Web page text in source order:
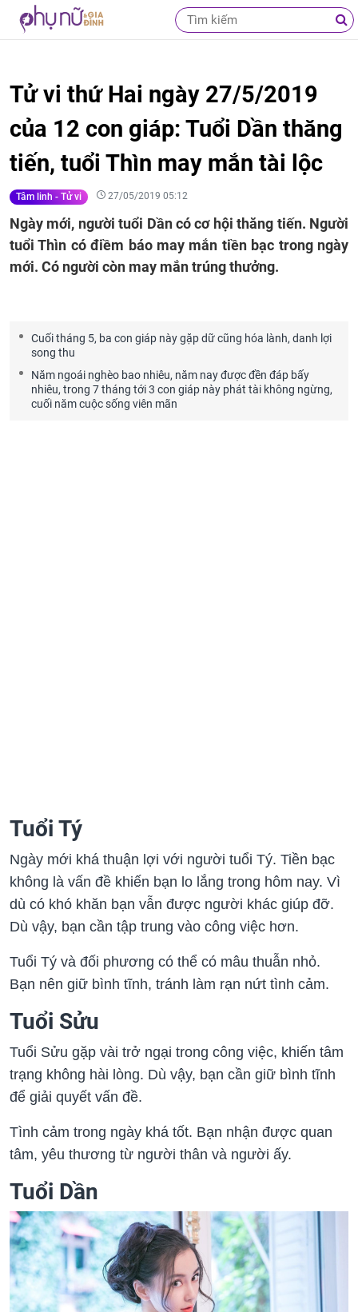
Tử vi thứ Hai ngày 27/5/2019
của 12 con giáp: Tuổi Dần thăng
tiến, tuổi Thìn may mắn tài lộc
Tâm linh - Tử vi 27/05/2019 05:12
Ngày mới, người tuổi Dần có cơ hội thăng tiến. Người
tuổi Thìn có điềm báo may mắn tiền bạc trong ngày
mới. Có người còn may mắn trúng thưởng.
Cuối tháng 5, ba con giáp này gặp dữ cũng hóa lành, danh lợi
song thu
Năm ngoái nghèo bao nhiêu, năm nay được đền đáp bấy
nhiêu, trong 7 tháng tới 3 con giáp này phát tài không ngừng,
cuối năm cuộc sống viên mãn
Tuổi Tý
Ngày mới khá thuận lợi với người tuổi Tý. Tiền bạc
không là vấn đề khiến bạn lo lắng trong hôm nay. Vì
dù có khó khăn bạn vẫn được người khác giúp đỡ.
Dù vậy, bạn cần tập trung vào công việc hơn.
Tuổi Tý và đối phương có thể có mâu thuẫn nhỏ.
Bạn nên giữ bình tĩnh, tránh làm rạn nứt tình cảm.
Tuổi Sửu
Tuổi Sửu gặp vài trở ngại trong công việc, khiến tâm
trạng không hài lòng. Dù vậy, bạn cần giữ bình tĩnh
để giải quyết vấn đề.
Tình cảm trong ngày khá tốt. Bạn nhận được quan
tâm, yêu thương từ người thân và người ấy.
Tuổi Dần